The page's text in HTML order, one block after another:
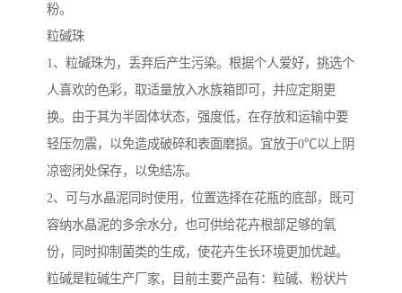
粉。
粒碱珠
1、粒碱珠为，丢弃后产生污染。根据个人爱好，挑选个
人喜欢的色彩，取适量放入水族箱即可，并应定期更
换。由于其为半固体状态，强度低，在存放和运输中要
轻压勿震，以免造成破碎和表面磨损。宜放于0℃以上阴
凉密闭处保存，以免结冻。
2、可与水晶泥同时使用，位置选择在花瓶的底部，既可
容纳水晶泥的多余水分，也可供给花卉根部足够的氧
份，同时抑制菌类的生成，使花卉生长环境更加优越。
粒碱是粒碱生产厂家，目前主要产品有：粒碱、粉状片